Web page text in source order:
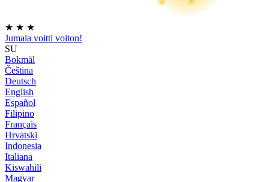
★ ★ ★
Jumala voitti voiton!
SU
Bokmål
Čeština
Deutsch
English
Español
Filipino
Français
Hrvatski
Indonesia
Italiana
Kiswahili
Magyar